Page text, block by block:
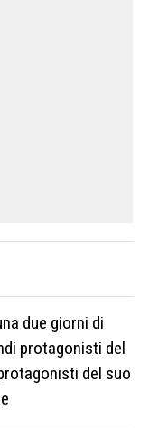
due giorni di
protagonisti del
del suo